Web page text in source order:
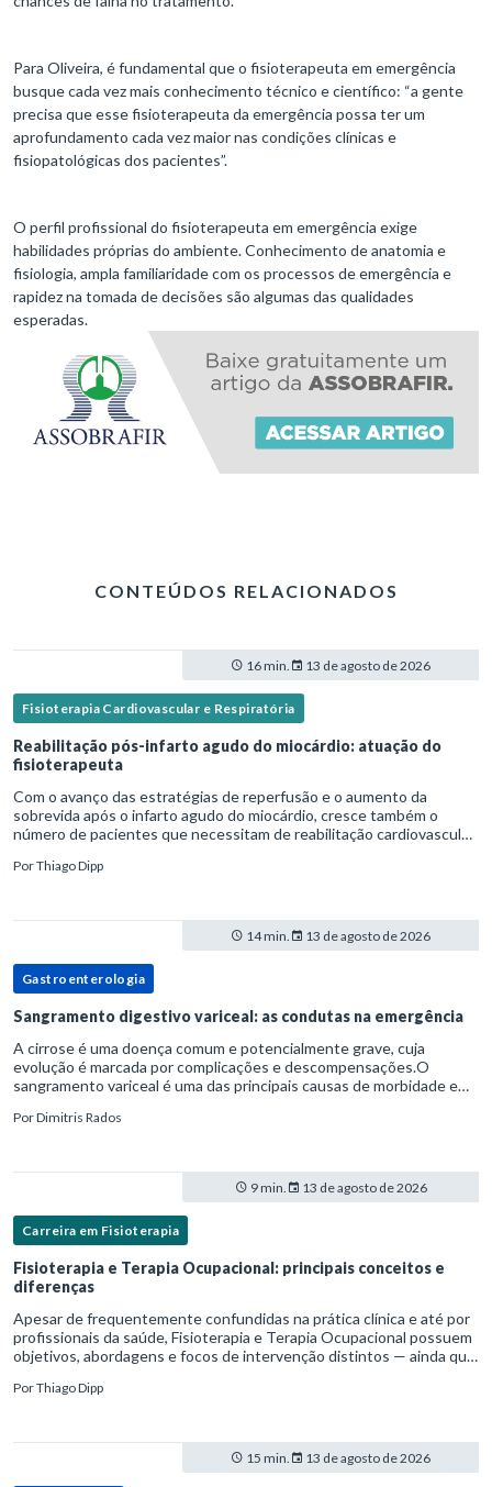
Para Oliveira, é fundamental que o fisioterapeuta em emergência
busque cada vez mais conhecimento técnico e científico: “a gente
precisa que esse fisioterapeuta da emergência possa ter um
aprofundamento cada vez maior nas condições clínicas e
fisiopatológicas dos pacientes”.
O perfil profissional do fisioterapeuta em emergência exige
habilidades próprias do ambiente. Conhecimento de anatomia e
fisiologia, ampla familiaridade com os processos de emergência e
rapidez na tomada de decisões são algumas das qualidades
esperadas.
CONTEÚDOS RELACIONADOS
16 min. 13 de agosto de 2026
Fisioterapia Cardiovascular e Respiratória
Reabilitação pós-infarto agudo do miocárdio: atuação do
fisioterapeuta
Com o avanço das estratégias de reperfusão e o aumento da
sobrevida após o infarto agudo do miocárdio, cresce também o
número de pacientes que necessitam de reabilitação cardiovascular
PorThiago Dipp
14 min. 13 de agosto de 2026
Gastroenterologia
Sangramento digestivo variceal: as condutas na emergência
A cirrose é uma doença comum e potencialmente grave, cuja
evolução é marcada por complicações e descompensações.O
sangramento variceal é uma das principais causas de morbidade e
hipertensão port
PorDimitris Rados
9 min. 13 de agosto de 2026
Carreira em Fisioterapia
Fisioterapia e Terapia Ocupacional: principais conceitos e
diferenças
Apesar de frequentemente confundidas na prática clínica e até por
profissionais da saúde, Fisioterapia e Terapia Ocupacional possuem
objetivos, abordagens e focos de intervenção distintos — ainda que
PorThiago Dipp
15 min. 13 de agosto de 2026